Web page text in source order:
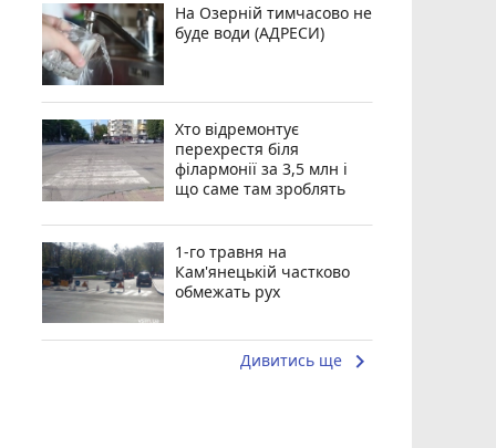
На Озерній тимчасово не
буде води (АДРЕСИ)
Хто відремонтує
перехрестя біля
філармонії за 3,5 млн і
що саме там зроблять
1-го травня на
Кам'янецькій частково
обмежать рух
Дивитись ще keyboard_arrow_right